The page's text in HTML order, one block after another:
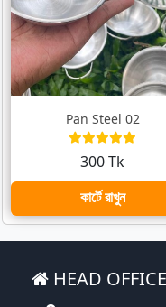
Pan Steel 02
300 Tk
কার্টে রাখুন
HEAD OFFICE